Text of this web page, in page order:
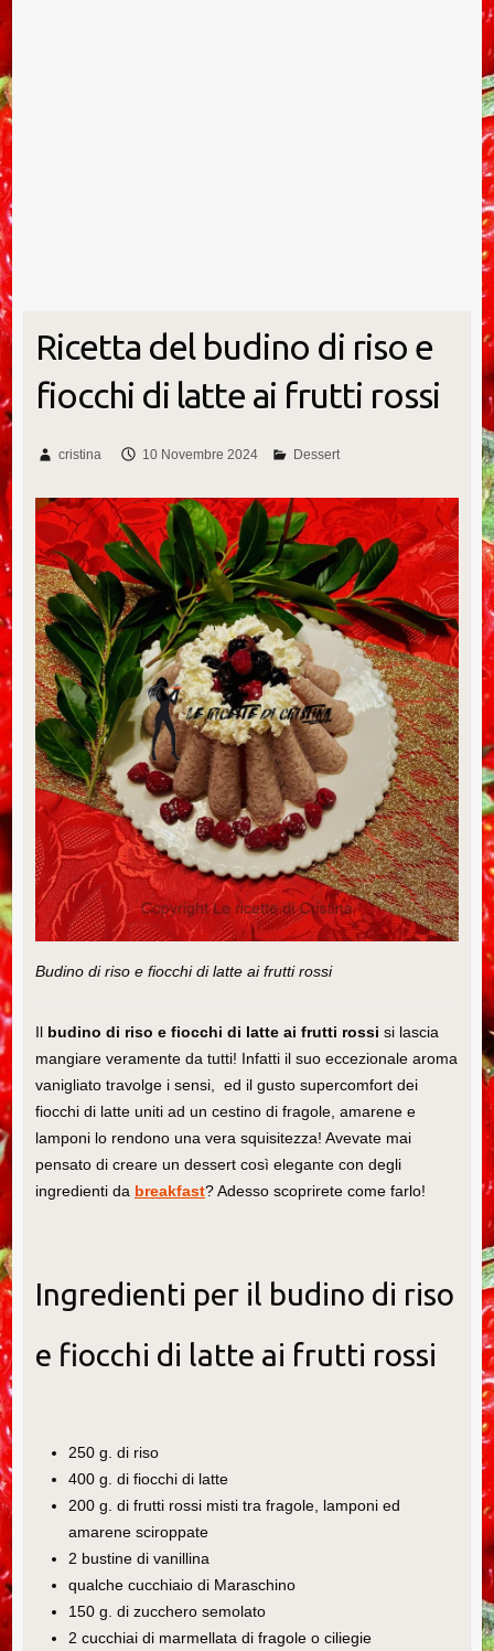
Ricetta del budino di riso e
fiocchi di latte ai frutti rossi
cristina 10 Novembre 2024 Dessert
Budino di riso e fiocchi di latte ai frutti rossi
Il budino di riso e fiocchi di latte ai frutti rossi si lascia
mangiare veramente da tutti! Infatti il suo eccezionale aroma
vanigliato travolge i sensi, ed il gusto supercomfort dei
fiocchi di latte uniti ad un cestino di fragole, amarene e
lamponi lo rendono una vera squisitezza! Avevate mai
pensato di creare un dessert così elegante con degli
ingredienti da breakfast? Adesso scoprirete come farlo!
Ingredienti per il budino di riso
e fiocchi di latte ai frutti rossi
250 g. di riso
400 g. di fiocchi di latte
200 g. di frutti rossi misti tra fragole, lamponi ed
amarene sciroppate
2 bustine di vanillina
qualche cucchiaio di Maraschino
150 g. di zucchero semolato
2 cucchiai di marmellata di fragole o ciliegie